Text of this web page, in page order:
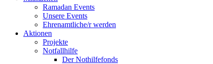
Ramadan Events
Unsere Events
Ehrenamtliche/r werden
Aktionen
Projekte
Notfallhilfe
Der Nothilfefonds